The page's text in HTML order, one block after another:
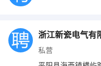
浙江新瓷电气有
私营